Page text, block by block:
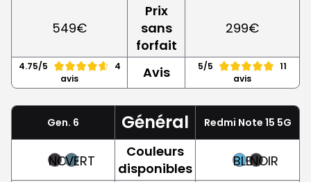
549€
Prix
sans
forfait
299€
4.75/5
4
avis
Avis 5/5
11
avis
Gen. 6 Général Redmi Note 15 5G
NOIRVERT
Couleurs
disponibles
BLEUNOIR